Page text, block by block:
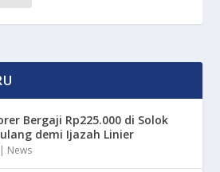
Bergaji Rp225.000 di Solok
demi Ijazah Linier
| News